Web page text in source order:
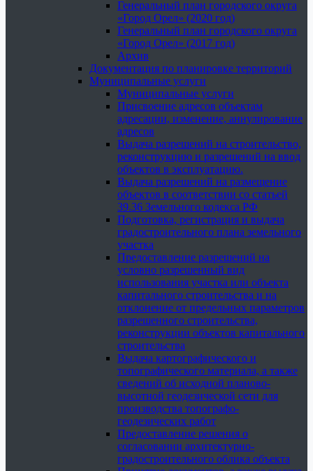
Генеральный план городского округа
«Город Орел» (2020 год)
Генеральный план городского округа
«Город Орел» (2017 год)
Архив
Документация по планировке территорий
Муниципальные услуги
Муниципальные услуги
Присвоение адресов объектам
адресации, изменение, аннулирование
адресов
Выдача разрешений на строительство,
реконструкцию и разрешений на ввод
объектов в эксплуатацию.
Выдача разрешений на размещение
объектов в соответствии со статьей
39.36 Земельного кодекса РФ
Подготовка, регистрация и выдача
градостроительного плана земельного
участка
Предоставление разрешений на
условно разрешенный вид
использования участка или объекта
капитального строительства и на
отклонение от предельных параметров
разрешенного строительства,
реконструкции объектов капитального
строительства
Выдача картографического и
топографического материала, а также
сведений об исходной планово-
высотной геодезической сети для
производства топографо-
геодезических работ
Предоставление решения о
согласовании архитектурно-
градостроительного облика объекта